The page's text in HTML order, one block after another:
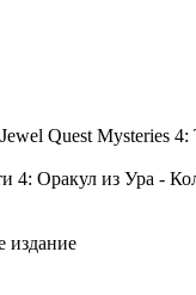
Quest Mysteries
издание